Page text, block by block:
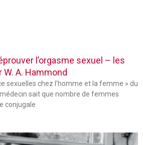
l’orgasme sexuel – les
A. Hammond
sexuelles chez l’homme et la femme » du
sait que nombre de femmes
conjugale